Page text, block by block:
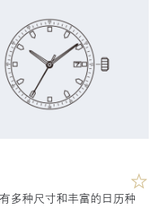
多种尺寸和丰富的日历种